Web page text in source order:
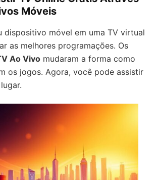
Móveis
dispositivo móvel em uma TV virtual
as melhores programações. Os
Ao Vivo mudaram a forma como
os jogos. Agora, você pode assistir